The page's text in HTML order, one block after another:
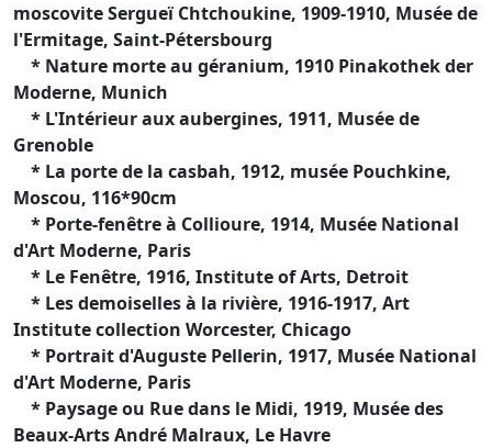
moscovite Sergueï Chtchoukine, 1909-1910, Musée de
l'Ermitage, Saint-Pétersbourg
* Nature morte au géranium, 1910 Pinakothek der
Moderne, Munich
* L'Intérieur aux aubergines, 1911, Musée de
Grenoble
* La porte de la casbah, 1912, musée Pouchkine,
Moscou, 116*90cm
* Porte-fenêtre à Collioure, 1914, Musée National
d'Art Moderne, Paris
* Le Fenêtre, 1916, Institute of Arts, Detroit
* Les demoiselles à la rivière, 1916-1917, Art
Institute collection Worcester, Chicago
* Portrait d'Auguste Pellerin, 1917, Musée National
d'Art Moderne, Paris
* Paysage ou Rue dans le Midi, 1919, Musée des
Beaux-Arts André Malraux, Le Havre